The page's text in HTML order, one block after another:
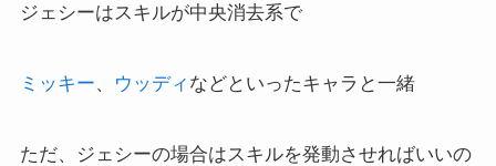
ジェシーはスキルが中央消去系で
ミッキー、 ウッディ などといったキャラと一緒
ただ、ジェシーの場合はスキルを発動させればいいの